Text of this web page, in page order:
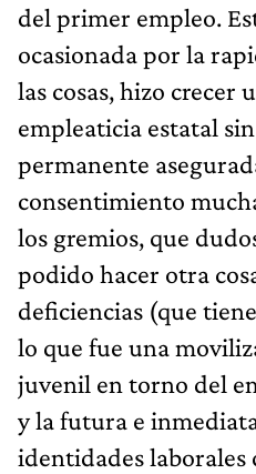
del primer empleo.
ocasionada por la
las cosas, hizo crecer
empleaticia estatal
permanente
consentimiento
los gremios, que
podido hacer otra
deficiencias (que
lo que fue una
juvenil en torno del
y la futura e
identidades laborales